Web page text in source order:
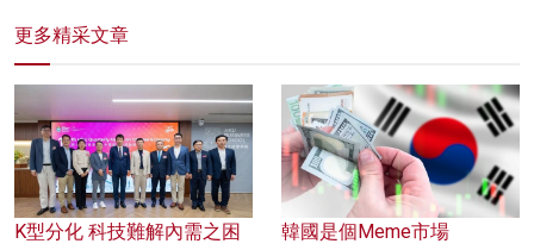
更多精采文章
K型分化 科技難解內需之困
韓國是個Meme市場